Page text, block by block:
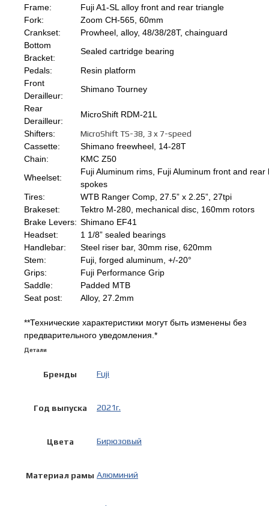
Frame:
Fuji A1-SL alloy front and rear triangle
Fork:
Zoom CH-565, 60mm
Crankset:
Prowheel, alloy, 48/38/28T, chainguard
Bottom
Bracket:
Sealed cartridge bearing
Pedals:
Resin platform
Front
Derailleur:
Shimano Tourney
Rear
Derailleur:
MicroShift RDM-21L
Shifters:
MicroShift TS-38, 3 x 7-speed
Cassette:
Shimano freewheel, 14-28T
Chain:
KMC Z50
Wheelset:
Fuji Aluminum rims, Fuji Aluminum front and rear
spokes
Tires:
WTB Ranger Comp, 27.5” x 2.25”, 27tpi
Brakeset:
Tektro M-280, mechanical disc, 160mm rotors
Brake Levers: Shimano EF41
Headset:
1 1/8” sealed bearings
Handlebar:
Steel riser bar, 30mm rise, 620mm
Stem:
Fuji, forged aluminum, +/-20°
Grips:
Fuji Performance Grip
Saddle:
Padded MTB
Seat post:
Alloy, 27.2mm
**Технические характеристики могут быть изменены без
предварительного уведомления.*
Детали
Бренды Fuji
Год выпуска 2021г.
Цвета Бирюзовый
Материал рамы Алюминий